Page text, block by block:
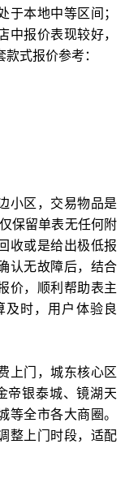
于本地中等区间；
中报价表现较好，
式报价参考：
小区，交易物品是
保留单表无任何附
收或是给出极低报
认无故障后，结合
价，顺利帮助表主
时，用户体验良
上门，城东核心区
帝银泰城、镜湖天
等全市各大商圈。
整上门时段，适配